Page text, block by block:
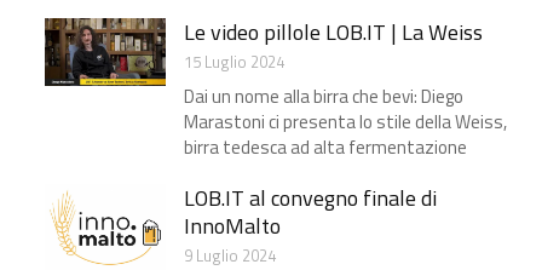
Le video pillole LOB.IT | La Weiss
15 Luglio 2024
Dai un nome alla birra che bevi: Diego
Marastoni ci presenta lo stile della Weiss,
birra tedesca ad alta fermentazione
LOB.IT al convegno finale di
InnoMalto
9 Luglio 2024